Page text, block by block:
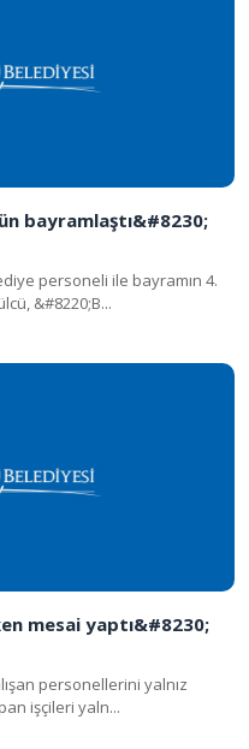
bayramlaştı&#8230;
personeli ile bayramın 4.
&#8220;B...
mesai yaptı&#8230;
personellerini yalnız
işçileri yaln...